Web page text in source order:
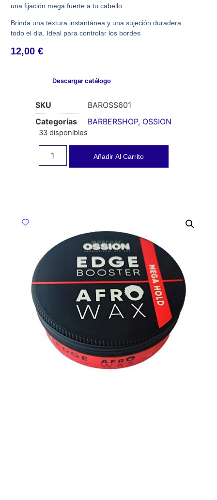
una fijación mega fuerte a tu cabello.
Brinda una textura instantánea y una sujeción duradera
todo el dia. Ideal para controlar los bordes
12,00€
Descargar catálogo
SKU
BAROSS601
Categorías
BARBERSHOP, OSSION
33 disponibles
Añadir Al Carrito